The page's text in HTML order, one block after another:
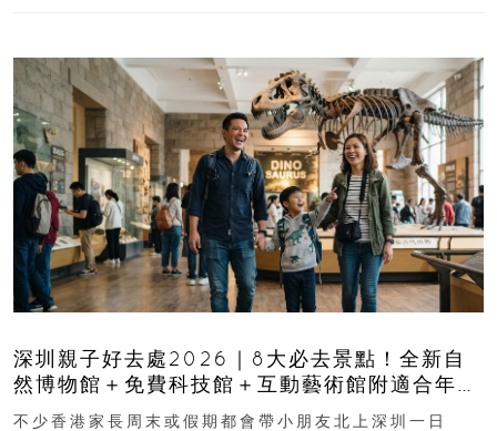
深圳親子好去處2026｜8大必去景點！全新自
然博物館＋免費科技館＋互動藝術館附適合年
齡、交通、門票、開放時間
不少香港家長周末或假期都會帶小朋友北上深圳一日